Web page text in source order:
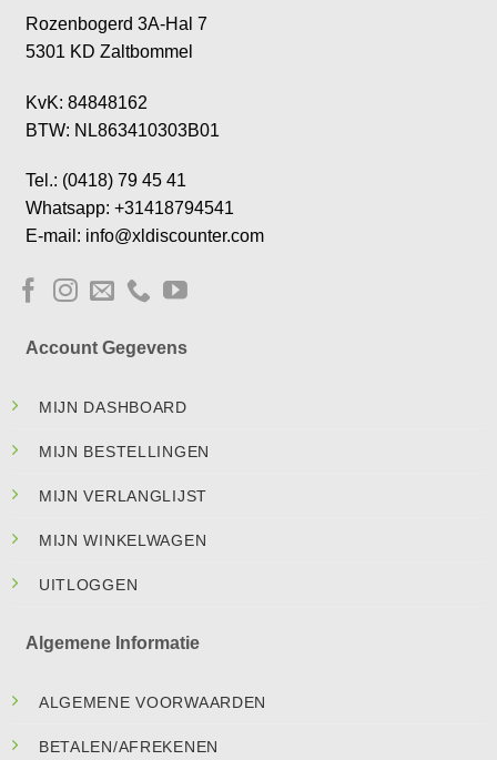
Rozenbogerd 3A-Hal 7
5301 KD Zaltbommel
KvK: 84848162
BTW: NL863410303B01
Tel.: (0418) 79 45 41
Whatsapp: +31418794541
E-mail: info@xldiscounter.com
Account Gegevens
MIJN DASHBOARD
MIJN BESTELLINGEN
MIJN VERLANGLIJST
MIJN WINKELWAGEN
UITLOGGEN
Algemene Informatie
ALGEMENE VOORWAARDEN
BETALEN/AFREKENEN